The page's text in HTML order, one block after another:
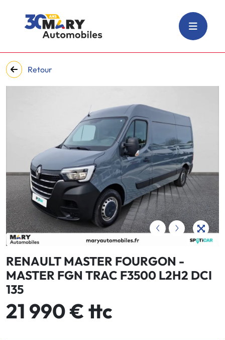
Retour
‹ ›
RENAULT MASTER FOURGON -
MASTER FGN TRAC F3500 L2H2 DCI
135
21 990 € ttc